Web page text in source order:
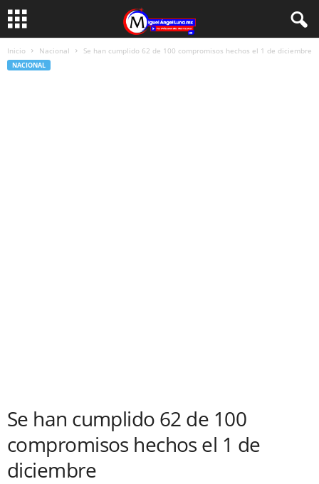
Inicio Nacional Se han cumplido 62 de 100 compromisos hechos el 1 de diciembre
NACIONAL
Se han cumplido 62 de 100
compromisos hechos el 1 de
diciembre